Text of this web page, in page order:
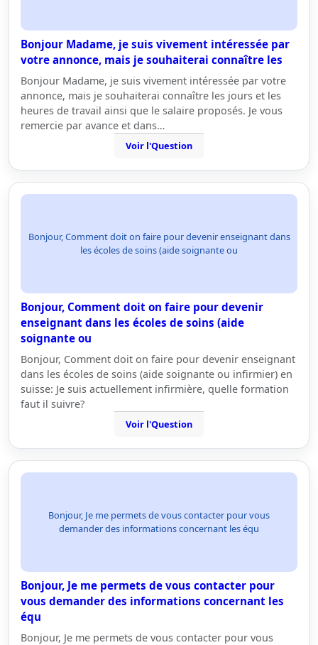
Bonjour Madame, je suis vivement intéressée par
votre annonce, mais je souhaiterai connaître les
Bonjour Madame, je suis vivement intéressée par votre
annonce, mais je souhaiterai connaître les jours et les
heures de travail ainsi que le salaire proposés. Je vous
remercie par avance et dans…
Voir l'Question
Bonjour, Comment doit on faire pour devenir enseignant dans
les écoles de soins (aide soignante ou
Bonjour, Comment doit on faire pour devenir
enseignant dans les écoles de soins (aide
soignante ou
Bonjour, Comment doit on faire pour devenir enseignant
dans les écoles de soins (aide soignante ou infirmier) en
suisse: Je suis actuellement infirmière, quelle formation
faut il suivre?
Voir l'Question
Bonjour, Je me permets de vous contacter pour vous
demander des informations concernant les équ
Bonjour, Je me permets de vous contacter pour
vous demander des informations concernant les
équ
Bonjour, Je me permets de vous contacter pour vous